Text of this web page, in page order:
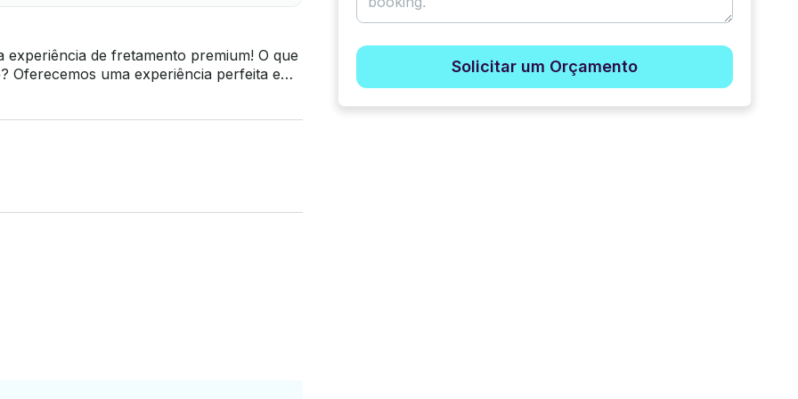
e
de combustível podem ser aplicados
e uma seleção de refrigerantes.
seu conforto. ✅ BYOB e
ou pergunte-nos sobre opções
Island, Haulover Sandbar, Nixon Sandbar
Se você está procurando um aluguel de
Solicitar um Orçamento